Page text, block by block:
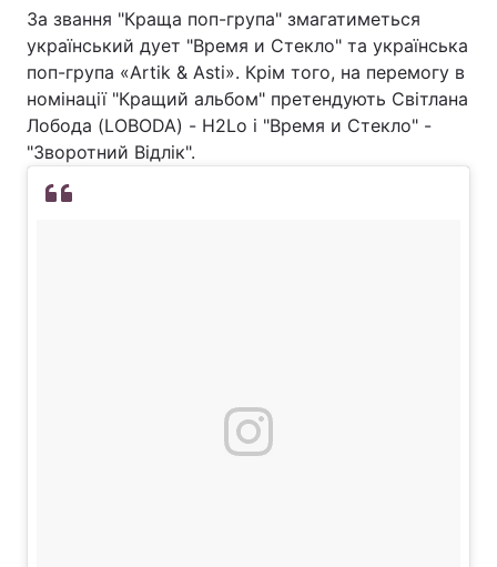
За звання "Краща поп-група" змагатиметься
український дует "Время и Стекло" та українська
поп-група «Artik & Asti». Крім того, на перемогу в
номінації "Кращий альбом" претендують Світлана
Лобода (LOBODA) - H2Lo і "Время и Стекло" -
"Зворотний Відлік".